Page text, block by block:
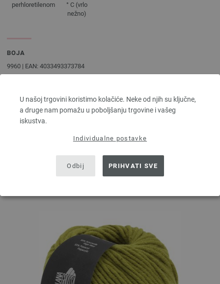
U našoj trgovini koristimo kolačiće. Neke od njih su ključne,
a druge nam pomažu u poboljšanju trgovine i vašeg
iskustva.
Individualne postavke
Odbij PRIHVATI SVE
perhloretilenom
° C (vrlo
nežno)
BOJA
9960 | EAN: 4033493373784
9963 | EAN: 4033493373814
I OVO BI VAM SE MOGLO
SVIDJETI